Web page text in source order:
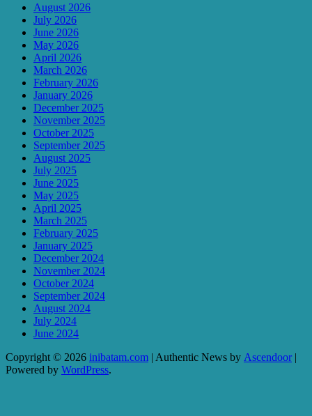
August 2026
July 2026
June 2026
May 2026
April 2026
March 2026
February 2026
January 2026
December 2025
November 2025
October 2025
September 2025
August 2025
July 2025
June 2025
May 2025
April 2025
March 2025
February 2025
January 2025
December 2024
November 2024
October 2024
September 2024
August 2024
July 2024
June 2024
Copyright © 2026 inibatam.com | Authentic News by Ascendoor|
Powered by WordPress.